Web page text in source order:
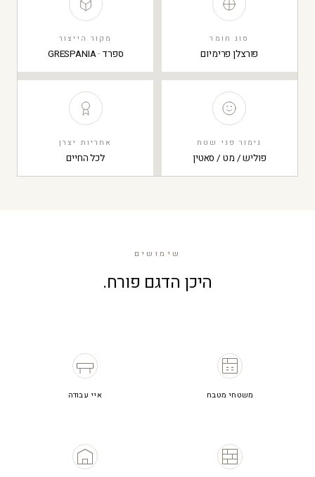
סוג חומר
פורצלן פרימיום
מקור הייצור
ספרד · GRESPANIA
גימור פני שטח
פוליש / מט / סאטין
אחריות יצרן
לכל החיים
שימושים
היכן הדגם פורח.
משטחי מטבח איי עבודה